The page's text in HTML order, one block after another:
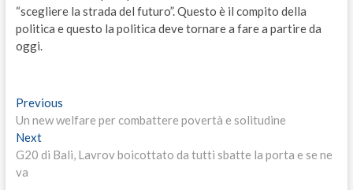
“scegliere la strada del futuro”. Questo è il compito della
politica e questo la politica deve tornare a fare a partire da
oggi.
Navigazione
articoli
PreviousPrevious
post:
Un new welfare per combattere povertà e solitudine
NextNext
post:
G20 di Bali, Lavrov boicottato da tutti sbatte la porta e se ne
va